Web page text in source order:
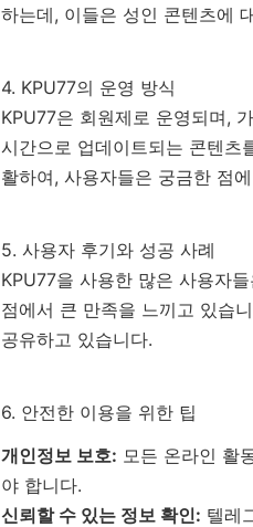
하는데, 이들은 성인 콘텐츠에
4. KPU77의 운영 방식
KPU77은 회원제로 운영되며,
시간으로 업데이트되는 콘텐츠
활하여, 사용자들은 궁금한 점
5. 사용자 후기와 성공 사례
KPU77을 사용한 많은 사용자
점에서 큰 만족을 느끼고 있습
공유하고 있습니다.
6. 안전한 이용을 위한 팁
개인정보 보호: 모든 온라인 활
야 합니다.
신뢰할 수 있는 정보 확인: 텔레